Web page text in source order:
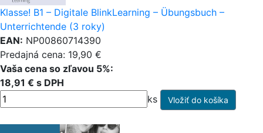
Klasse! B1 – Digitale BlinkLearning – Übungsbuch –
Unterrichtende (3 roky)
EAN: NP00860714390
Predajná cena: 19,90 €
Vaša cena so zľavou 5%:
18,91 € s DPH
ks